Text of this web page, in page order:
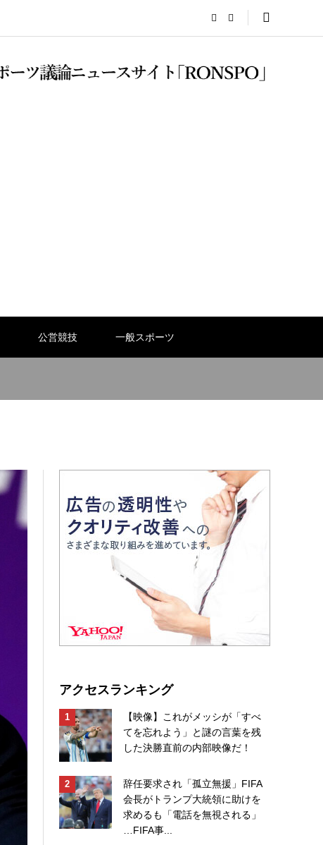
公営競技 一般スポーツ
アクセスランキング
【映像】これがメッシが「すべ
てを忘れよう」と謎の言葉を残
した決勝直前の内部映像だ！
辞任要求され「孤立無援」FIFA
会長がトランプ大統領に助けを
求めるも「電話を無視される」
…FIFA事...